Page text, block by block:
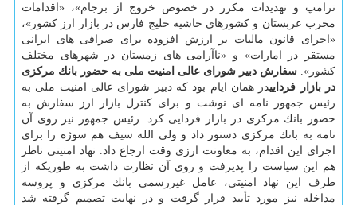
ترامپ و تهدیدات مكرر در خصوص خروج از برجام»، «اقدامات
مخرب عربستان و كشورهای حاشیه خلیج فارس در بازار ارز كشور»،
«اجرای قانون مالیات بر ارزش افزوده برای صرافی های ایرانی
مستقر در امارات» و «ناآرامی های زمستان در شهرهای مختلف
كشور». سفارش دبیر شورای عالی امنیت ملی به حضور بانك مركزی
در بازار فرداییدر همان ایام بود كه دبیر شورای عالی امنیت ملی به
رئیس جمهور نامه ای نوشت و برای كنترل بازار ارز سفارش به
حضور بانك مركزی در بازار فردایی كرد. رئیس جمهور نیز روی آن
نامه به بانك مركزی دستور داد و ولی الله سیف هم سوژه را برای
اجرای این اقدام، به معاونت ارزی وقت ارجاع داد. نهاد امنیتی ناظر
هم این سیاست را پذیرفت و روی آن نظارت داشت به طوریكه از
طرف این نهاد امنیتی، عامل غیررسمی بانك مركزی و پروسه
مداخله نیز مورد تأیید قرار گرفت و در نهایت تصمیم گرفته شد